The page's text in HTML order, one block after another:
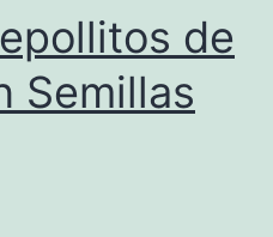
de
Semillas